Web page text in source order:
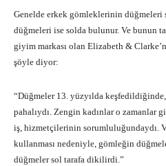
Genelde erkek gömleklerinin düğmeleri
düğmeleri ise solda bulunur. Ve bunun
giyim markası olan Elizabeth &
şöyle diyor:
“Düğmeler 13. yüzyılda
pahalıydı. Zengin kadınlar o
iş, hizmetçilerinin sorumluluğundaydı.
kullanması nedeniyle, gömleğin
düğmeler sol tarafa dikilirdi.”